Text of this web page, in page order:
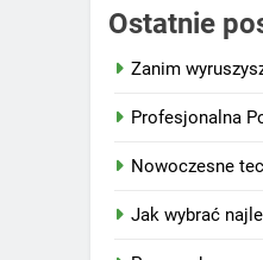
Ostatnie
Zanim
Profesjonalna
Nowoczesne
Jak wybrać